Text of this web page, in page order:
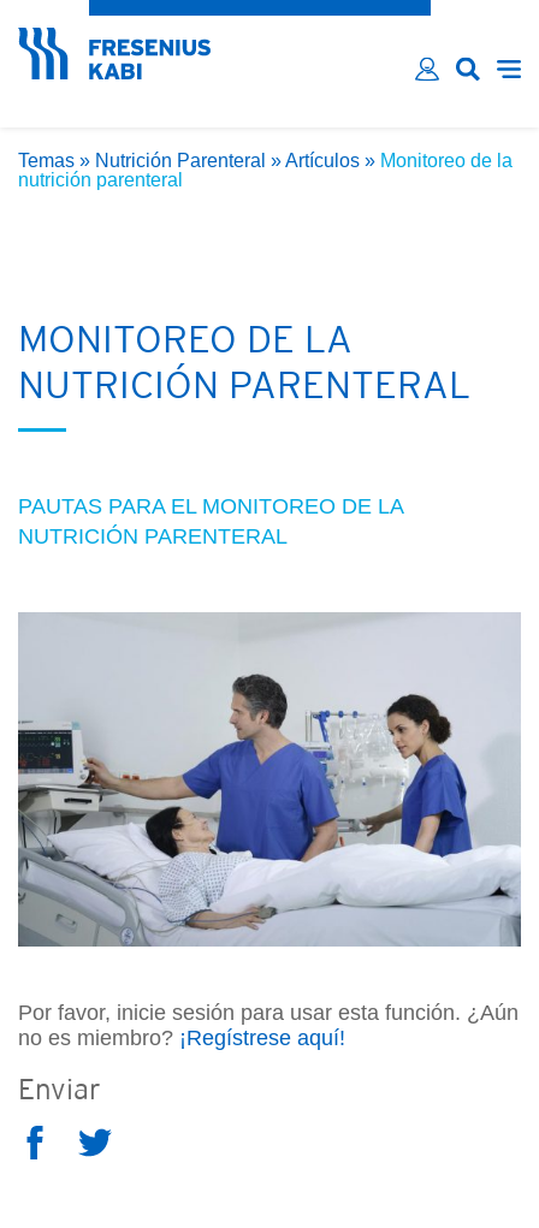
Email*
Recordarme
Temas » Nutrición Parenteral »Artículos » Monitoreo de la
nutrición parenteral
MONITOREO DE LA
NUTRICIÓN PARENTERAL
PAUTAS PARA EL MONITOREO DE LA
NUTRICIÓN PARENTERAL
Por favor, inicie sesión para usar esta función. ¿Aún
no es miembro? ¡Regístrese aquí!
Enviar